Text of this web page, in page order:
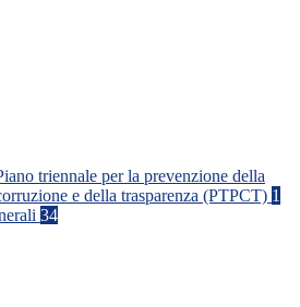
triennale per la prevenzione della
e della trasparenza (PTPCT) 1
34